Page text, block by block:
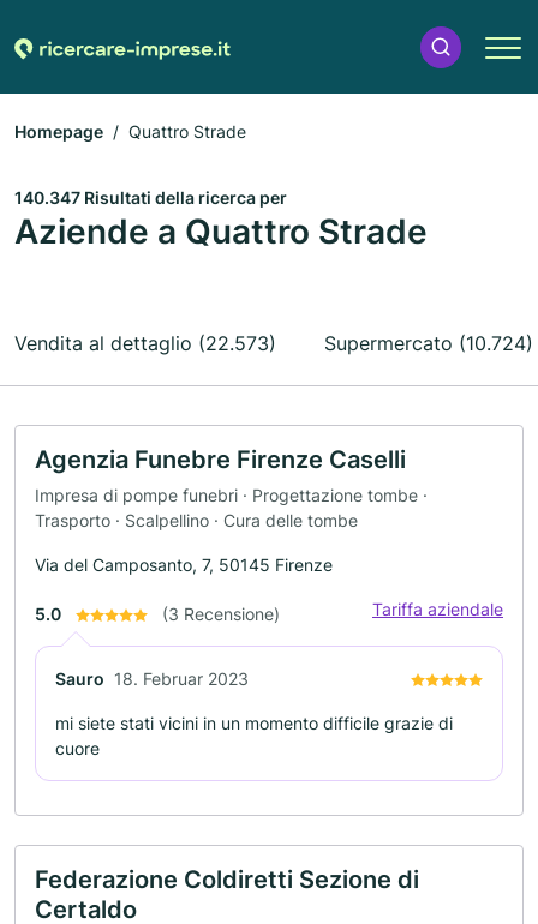
Homepage Quattro Strade
140.347 Risultati della ricerca per
Aziende a Quattro Strade
Vendita al dettaglio (22.573) Supermercato (10.724)
Agenzia Funebre Firenze Caselli
Impresa di pompe funebri · Progettazione tombe ·
Trasporto · Scalpellino · Cura delle tombe
Via del Camposanto, 7, 50145 Firenze
5.0 (3 Recensione) Tariffa aziendale
Sauro 18. Februar 2023
mi siete stati vicini in un momento difficile grazie di
cuore
Federazione Coldiretti Sezione di
Certaldo